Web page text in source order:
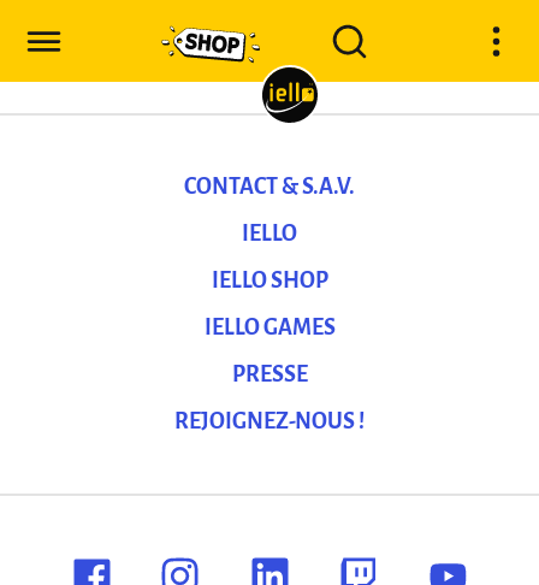
CONTACT & S.A.V.
IELLO
IELLO SHOP
IELLO GAMES
PRESSE
REJOIGNEZ-NOUS !